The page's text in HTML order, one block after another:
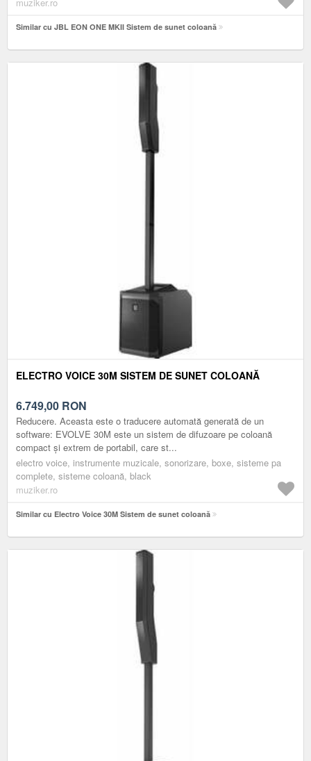
Similar cu JBL EON ONE MKII Sistem de sunet coloană
ELECTRO VOICE 30M SISTEM DE SUNET COLOANĂ
6.749,00 RON
Reducere. Aceasta este o traducere automată generată de un
software: EVOLVE 30M este un sistem de difuzoare pe coloană
compact și extrem de portabil, care st...
electro voice, instrumente muzicale, sonorizare, boxe, sisteme pa
complete, sisteme coloană, black
muziker.ro
Similar cu Electro Voice 30M Sistem de sunet coloană